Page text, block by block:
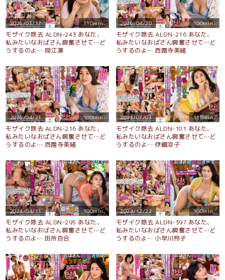
2026/03/17 110min.
モザイク除去 ALDN-243 あなた、
私みたいなおばさん興奮させて…ど
うするのよ… 岡江凛
2026/04/20 100min.
モザイク除去 ALDN-216 あなた、
私みたいなおばさん興奮させて…ど
うするのよ… 西園寺美緒
2026/04/21 100min.
モザイク除去 ALDN-216 あなた、
私みたいなおばさん興奮させて…ど
うするのよ… 西園寺美緒
2023/07/03 115min.
モザイク除去 ALDN-101 あなた、
私みたいなおばさん興奮させて…ど
うするのよ… 伊織涼子
2024/04/11 100min.
モザイク除去 ALDN-295 あなた、
私みたいなおばさん興奮させて…ど
うするのよ… 田所百合
2024/12/22 100min.
モザイク除去 ALDN-397 あなた、
私みたいなおばさん興奮させて…ど
うするのよ… 小早川怜子